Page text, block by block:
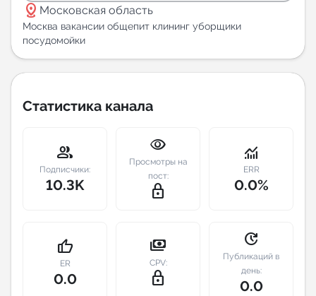
Горящие предложения
Индекс читаемости каналов в Telegram
New
New
Индивидуальное сопровождение
Аналитика Telegram
distance Московская область
Москва вакансии общепит клининг уборщики
посудомойки
Статистика канала
group
Подписчики:
10.3K
visibility
Просмотры на
пост:
lock_outline
monitoring
ERR
0.0%
thumb_up
ER
0.0
payments
CPV:
lock_outline
update
Публикаций в
день:
0.0